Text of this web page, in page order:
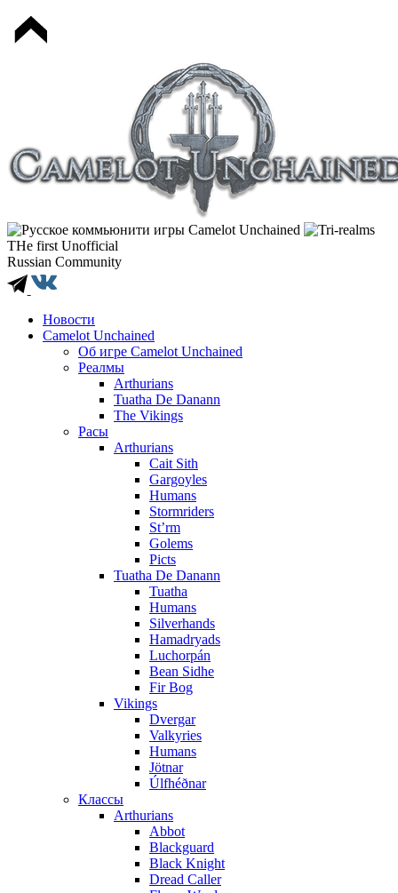
THe first Unofficial
Russian Community
Новости
Camelot Unchained
Об игре Camelot Unchained
Реалмы
Arthurians
Tuatha De Danann
The Vikings
Расы
Arthurians
Cait Sith
Gargoyles
Humans
Stormriders
St’rm
Golems
Picts
Tuatha De Danann
Tuatha
Humans
Silverhands
Hamadryads
Luchorpán
Bean Sidhe
Fir Bog
Vikings
Dvergar
Valkyries
Humans
Jötnar
Úlfhéðnar
Классы
Arthurians
Abbot
Blackguard
Black Knight
Dread Caller